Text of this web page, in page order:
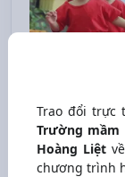
Review
Trao đổi trực
Trường mầm
Hoàng Liệt
chương trình